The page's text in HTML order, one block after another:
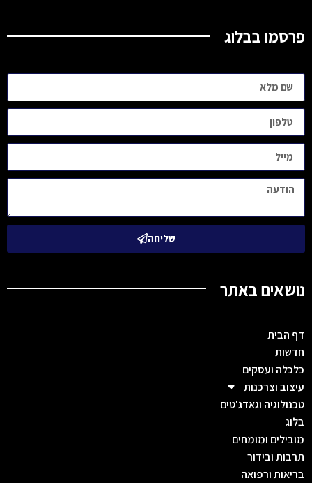
פרסמו בבלוג
שליחה
נושאים באתר
דף הבית
חדשות
כלכלה ועסקים
עיצוב וצרכנות
טכנולוגיה וגאדג'טים
בלוג
מובילים ומומחים
תרבות ובידור
בריאות ורפואה